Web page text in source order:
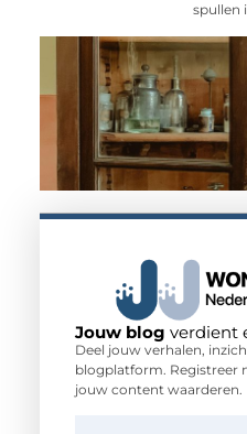
spullen
Jouw blog verdient
Deel jouw verhalen,
blogplatform. Registreer
jouw content waarderen.